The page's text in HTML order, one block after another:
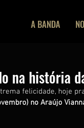
A BANDA
na história
felicidade, hoje
no Araújo